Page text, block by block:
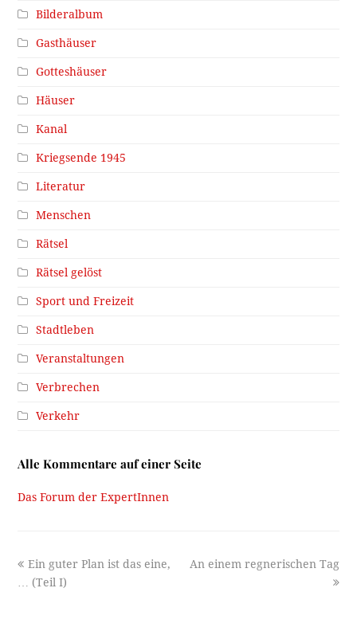
Bilderalbum
Gasthäuser
Gotteshäuser
Häuser
Kanal
Kriegsende 1945
Literatur
Menschen
Rätsel
Rätsel gelöst
Sport und Freizeit
Stadtleben
Veranstaltungen
Verbrechen
Verkehr
Alle Kommentare auf einer Seite
Das Forum der ExpertInnen
previous
post:
Ein guter Plan ist das eine,
… (Teil I)
next
An einem regnerischen Tag